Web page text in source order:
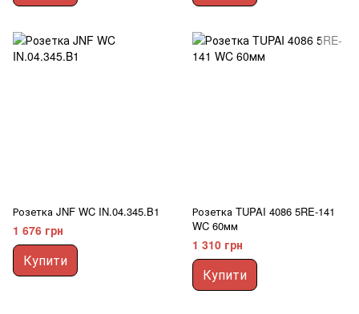
Розетка JNF WC IN.04.345.B1
1 676 грн
Купити
Розетка TUPAI 4086 5RE-141
WC 60мм
1 310 грн
Купити